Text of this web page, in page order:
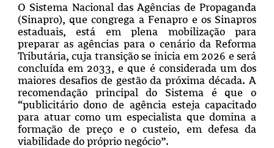
O Sistema Nacional das Agências de Propaganda
(Sinapro), que congrega a Fenapro e os Sinapros
estaduais, está em plena mobilização para
preparar as agências para o cenário da Reforma
Tributária, cuja transição se inicia em 2026 e será
concluída em 2033, e que é considerada um dos
maiores desafios de gestão da próxima década. A
recomendação principal do Sistema é que o
“publicitário dono de agência esteja capacitado
para atuar como um especialista que domina a
formação de preço e o custeio, em defesa da
viabilidade do próprio negócio”.